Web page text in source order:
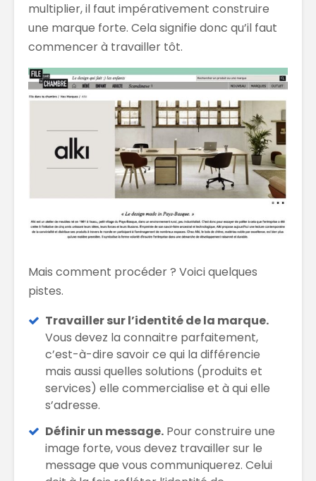
multiplier, il faut impérativement construire
une marque forte. Cela signifie donc qu’il faut
commencer à travailler tôt.
Mais comment procéder ? Voici quelques
pistes.
Travailler sur l’identité de la marque.
Vous devez la connaitre parfaitement,
c’est-à-dire savoir ce qui la différencie
mais aussi quelles solutions (produits et
services) elle commercialise et à qui elle
s’adresse.
Définir un message. Pour construire une
image forte, vous devez travailler sur le
message que vous communiquerez. Celui